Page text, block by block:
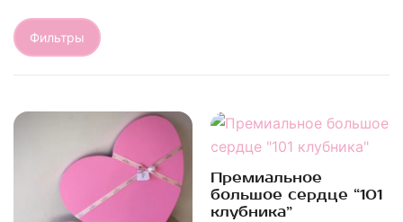
Фильтры
Быстрый Просмотр
Премиальное
большое сердце “101
клубника”